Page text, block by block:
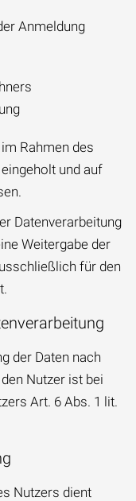
Anmeldung
Rahmen des
und auf
Datenverarbeitung
Weitergabe der
für den
der Daten nach
Nutzer ist bei
Art. 6 Abs. 1 lit.
Nutzers dient